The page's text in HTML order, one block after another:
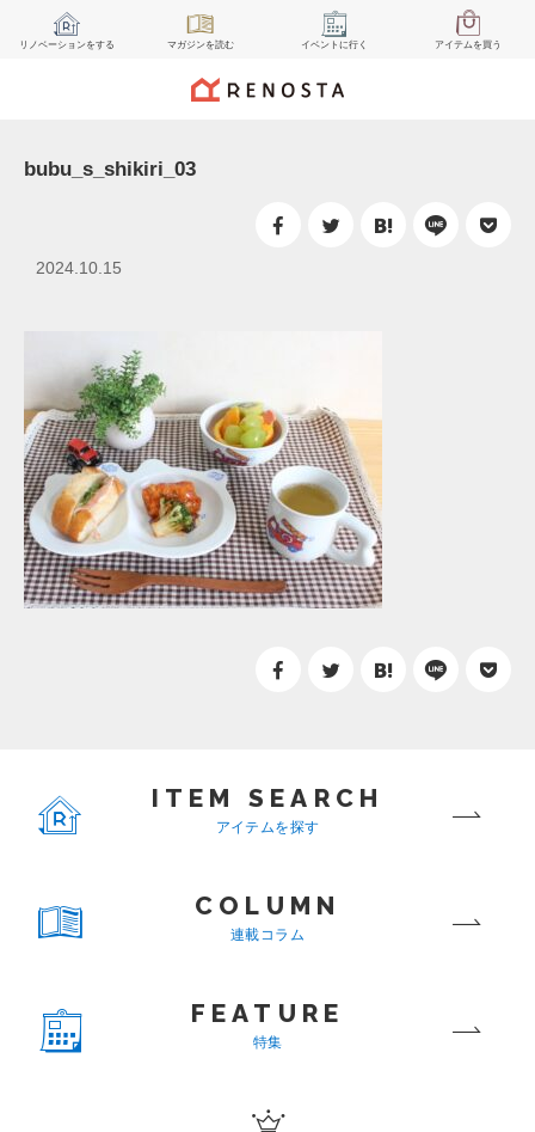
リノベーションをする マガジンを読む イベント に行く アイテムを買う
bubu_s_shikiri_03
2024.10.15
ITEM SEARCH
アイテムを探す
COLUMN
連載コラム
FEATURE
特集